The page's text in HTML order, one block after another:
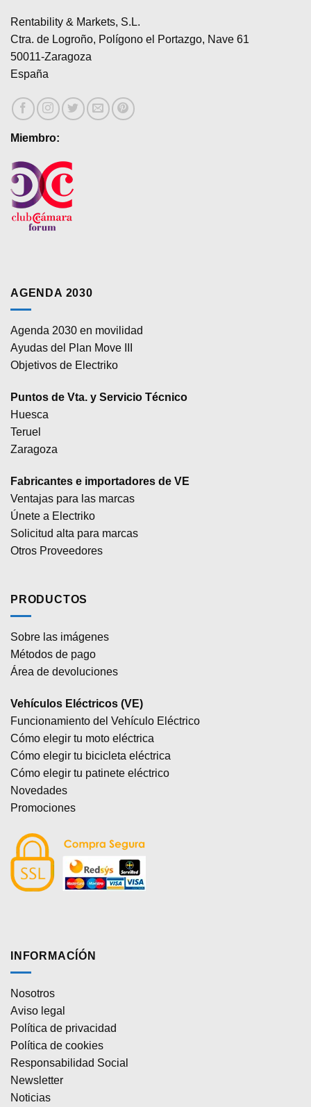
Rentability & Markets, S.L.
Ctra. de Logroño, Polígono el Portazgo, Nave 61
50011-Zaragoza
España
Miembro:
AGENDA 2030
Agenda 2030 en movilidad
Ayudas del Plan Move III
Objetivos de Electriko
Puntos de Vta. y Servicio Técnico
Huesca
Teruel
Zaragoza
Fabricantes e importadores de VE
Ventajas para las marcas
Únete a Electriko
Solicitud alta para marcas
Otros Proveedores
PRODUCTOS
Sobre las imágenes
Métodos de pago
Área de devoluciones
Vehículos Eléctricos (VE)
Funcionamiento del Vehículo Eléctrico
Cómo elegir tu moto eléctrica
Cómo elegir tu bicicleta eléctrica
Cómo elegir tu patinete eléctrico
Novedades
Promociones
INFORMACÍÓN
Nosotros
Aviso legal
Política de privacidad
Política de cookies
Responsabilidad Social
Newsletter
Noticias